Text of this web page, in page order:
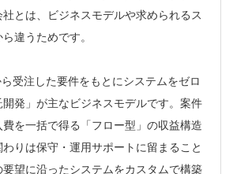
とは、ビジネスモデルや求められるス
違うためです。
受注した要件をもとにシステムをゼロ
発」が主なビジネスモデルです。案件
を一括で得る「フロー型」の収益構造
りは保守・運用サポートに留まること
望に沿ったシステムをカスタムで構築